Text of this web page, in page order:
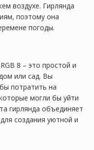
воздухе. Гирлянда
поэтому она
погоды.
8 – это простой и
или сад. Вы
потратить на
могли бы уйти
гирлянда объединяет
создания уютной и